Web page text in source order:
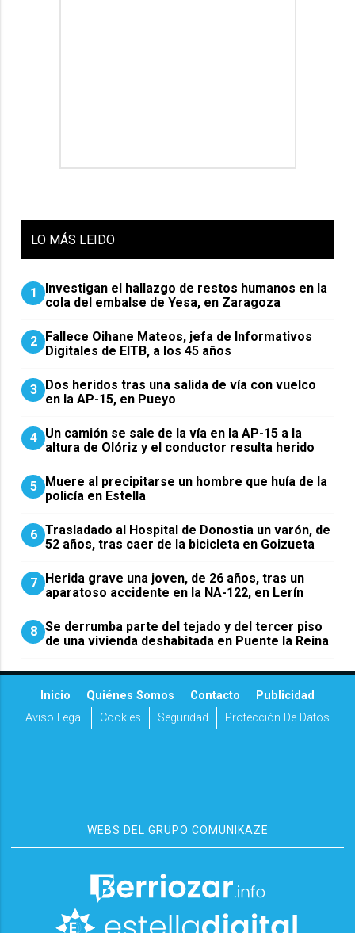
LO MÁS LEIDO
1
Investigan el hallazgo de restos humanos en la
cola del embalse de Yesa, en Zaragoza
2 Fallece Oihane Mateos, jefa de Informativos
Digitales de EITB, a los 45 años
3 Dos heridos tras una salida de vía con vuelco
en la AP-15, en Pueyo
4 Un camión se sale de la vía en la AP-15 a la
altura de Olóriz y el conductor resulta herido
5 Muere al precipitarse un hombre que huía de la
policía en Estella
6 Trasladado al Hospital de Donostia un varón, de
52 años, tras caer de la bicicleta en Goizueta
7 Herida grave una joven, de 26 años, tras un
aparatoso accidente en la NA-122, en Lerín
8 Se derrumba parte del tejado y del tercer piso
de una vivienda deshabitada en Puente la Reina
Inicio Quiénes Somos Contacto
Publicidad
Aviso Legal
Cookies Seguridad Protección De Datos
WEBS DEL GRUPO COMUNIKAZE